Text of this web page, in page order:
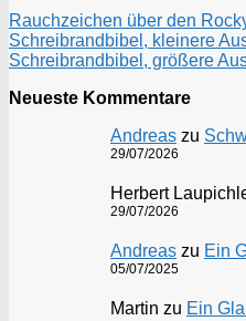
Rauchzeichen über den
Schreibrandbibel, kleinere
Schreibrandbibel, größere
Neueste Kommentare
Andreas zu
29/07/2026
Herbert
29/07/2026
Andreas zu Ein
05/07/2025
Martin zu Ein